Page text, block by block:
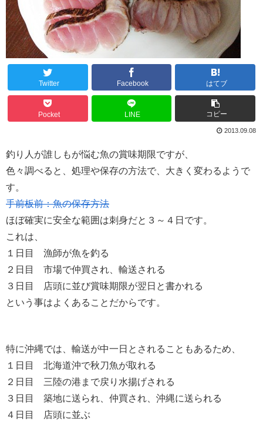
Twitter Facebook はてブ
Pocket LINE コピー
2013.09.08
釣り人が誰しもが悩む魚の賞味期限ですが、
色々調べると、処理や保存の方法で、大きく変わるようで
す。
手前板前：魚の保存方法
ほぼ確実に安全な範囲は刺身だと３～４日です。
これは、
１日目 漁師が魚を釣る
２日目 市場で仲買され、輸送される
３日目 店頭に並び賞味期限が翌日と書かれる
という事はよくあることだからです。
特に沖縄では、輸送が中一日とされることもあるため、
１日目 北海道沖で秋刀魚が取れる
２日目 三陸の港まで戻り水揚げされる
３日目 築地に送られ、仲買され、沖縄に送られる
４日目 店頭に並ぶ